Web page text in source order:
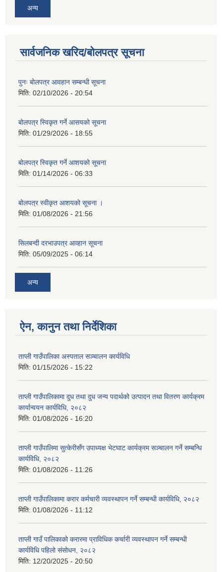
अन्य
सार्वजनिक खरिद/बोलपत्र सूचना
पुनः बोलपत्र आवहान सम्बन्धी सूचना
मिति: 02/10/2026 - 20:54
बोलपत्र स्विकृत गर्ने आसयको सूचना
मिति: 01/29/2026 - 18:55
बोलपत्र स्विकृत गर्ने आशयको सूचना
मिति: 01/14/2026 - 06:33
बोलपत्र स्वीकृत आशयको सूचना ।
मिति: 01/08/2026 - 21:56
सिलबन्दी दरभाउपत्र आव्हान सूचना
मिति: 05/09/2025 - 06:14
अन्य
ऐन, कानुन तथा निर्देशिका
ताप्ली गाउँपालिका अस्पताल सञ्चालन कार्यविधि
मिति: 01/15/2026 - 15:22
ताप्ली गाउँपालिकामा दुध तथा दुध जन्य पदार्थको उत्पादन तथा वितरण कार्यक्रम
कार्यान्वयन कार्यविधि, २०८२
मिति: 01/08/2026 - 16:20
ताप्ली गाउँपालिमा सुत्केरीसँग उपाध्यक्ष भेटघाट कार्यक्रम सञ्चालन गर्ने सम्बन्धि
कार्यविधि, २०८२
मिति: 01/08/2026 - 11:26
ताप्ली गाउँपालिकामा करार कर्मचारी व्यवस्थापन गर्ने सम्बन्धी कार्यविधि, २०८२
मिति: 01/08/2026 - 11:12
ताप्ली गाउँ पालिकाको करारमा प्राविधिक कर्चारी व्यवस्थापन गर्ने सम्बन्धी
कार्यविधि पहिलो संसोधन, २०८२
मिति: 12/20/2025 - 20:50